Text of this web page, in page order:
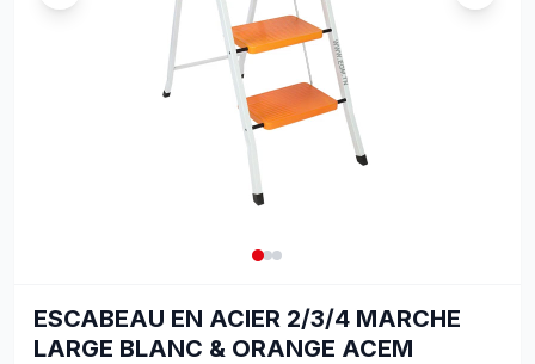
ESCABEAU EN ACIER 2/3/4 MARCHE
LARGE BLANC & ORANGE ACEM